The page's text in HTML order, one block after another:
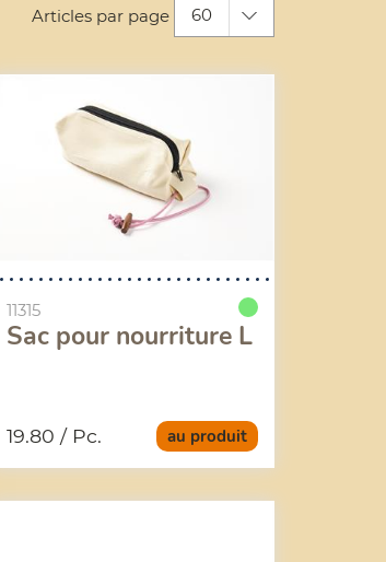
Articles par page 60
11315
Sac pour nourriture L
au produit
19.80 / Pc.